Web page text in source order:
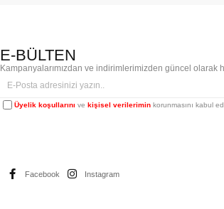
E-BÜLTEN
Kampanyalarımızdan ve indirimlerimizden güncel olarak
Üyelik koşullarını ve kişisel verilerimin korunmasını kabul
Facebook Instagram